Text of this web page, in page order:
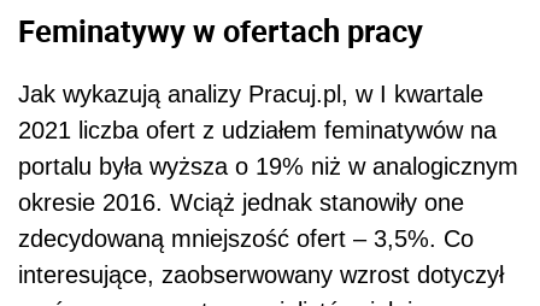
Feminatywy w ofertach pracy
Jak wykazują analizy Pracuj.pl, w I kwartale
2021 liczba ofert z udziałem feminatywów na
portalu była wyższa o 19% niż w analogicznym
okresie 2016. Wciąż jednak stanowiły one
zdecydowaną mniejszość ofert – 3,5%. Co
interesujące, zaobserwowany wzrost dotyczył